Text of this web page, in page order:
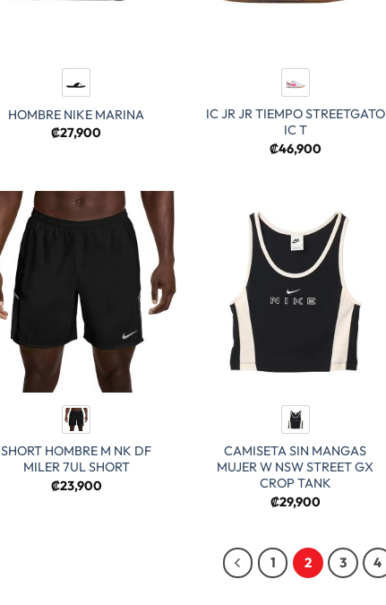
HOMBRE NIKE MARINA
₡27,900
IC JR JR TIEMPO STREETGATO
IC T
₡46,900
SHORT HOMBRE M NK DF
MILER 7UL SHORT
₡23,900
CAMISETA SIN MANGAS
MUJER W NSW STREET GX
CROP TANK
₡29,900
1 2 3 4